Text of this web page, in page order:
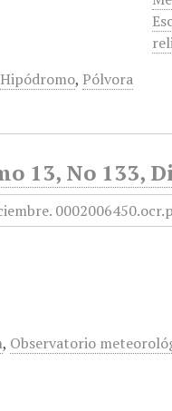
Hipódromo, Pólvora
13, No 133,
, Observatorio